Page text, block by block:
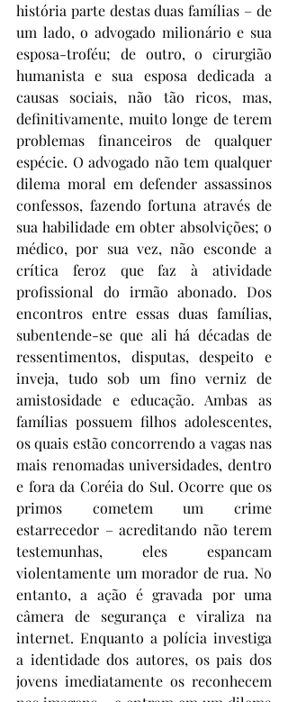
história parte destas duas famílias – de
um lado, o advogado milionário e sua
esposa-troféu; de outro, o cirurgião
humanista e sua esposa dedicada a
causas sociais, não tão ricos, mas,
definitivamente, muito longe de terem
problemas financeiros de qualquer
espécie. O advogado não tem qualquer
dilema moral em defender assassinos
confessos, fazendo fortuna através de
sua habilidade em obter absolvições; o
médico, por sua vez, não esconde a
crítica feroz que faz à atividade
profissional do irmão abonado. Dos
encontros entre essas duas famílias,
subentende-se que ali há décadas de
ressentimentos, disputas, despeito e
inveja, tudo sob um fino verniz de
amistosidade e educação. Ambas as
famílias possuem filhos adolescentes,
os quais estão concorrendo a vagas nas
mais renomadas universidades, dentro
e fora da Coréia do Sul. Ocorre que os
primos cometem um crime
estarrecedor – acreditando não terem
testemunhas, eles espancam
violentamente um morador de rua. No
entanto, a ação é gravada por uma
câmera de segurança e viraliza na
internet. Enquanto a polícia investiga
a identidade dos autores, os pais dos
jovens imediatamente os reconhecem